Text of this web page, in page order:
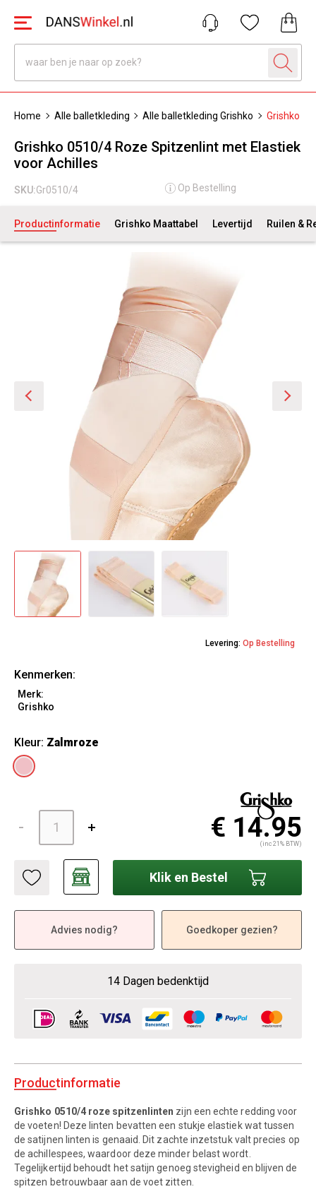
Home Alle balletkleding Alle balletkleding Grishko Grishko
Grishko 0510/4 Roze Spitzenlint met Elastiek
voor Achilles
SKU:Gr0510/4 Op Bestelling
Productinformatie Grishko Maattabel Levertijd Ruilen &
Levering: Op Bestelling
Kenmerken:
Merk:
Grishko
Kleur: Zalmroze
€ 14.95
(inc 21% BTW)
Klik en Bestel
Advies nodig? Goedkoper gezien?
14 Dagen bedenktijd
Productinformatie
Grishko 0510/4 roze spitzenlinten zijn een echte redding voor
de voeten! Deze linten bevatten een stukje elastiek wat tussen
de satijnen linten is genaaid. Dit zachte inzetstuk valt precies op
de achillespees, waardoor deze minder belast wordt.
Tegelijkertijd behoudt het satijn genoeg stevigheid en blijven de
spitzen betrouwbaar aan de voet zitten.